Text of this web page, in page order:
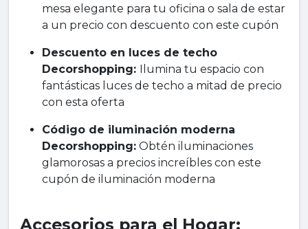
mesa elegante para tu oficina o sala de estar
a un precio con descuento con este cupón
Descuento en luces de techo
Decorshopping:
Ilumina tu espacio con
fantásticas luces de techo a mitad de precio
con esta oferta
Código de iluminación moderna
Decorshopping: Obtén iluminaciones
glamorosas a precios increíbles con este
cupón de iluminación moderna
Accesorios para el Hogar: